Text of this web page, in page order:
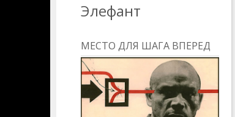
Элефант
МЕСТО ДЛЯ ШАГА ВПЕРЕД